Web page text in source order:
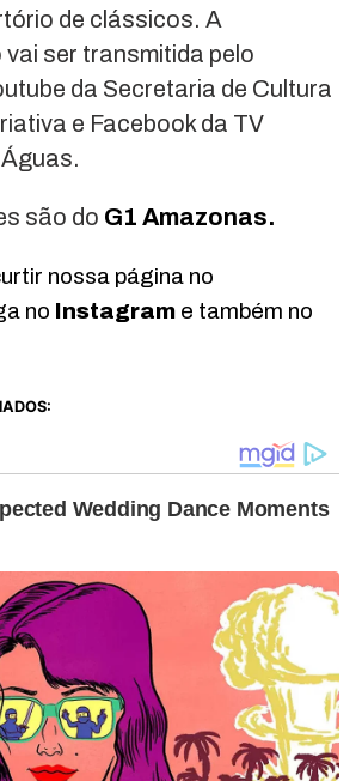
de clássicos. A
ser transmitida pelo
da Secretaria de Cultura
e Facebook da TV
são do G1 Amazonas.
nossa página no
no Instagrame também no